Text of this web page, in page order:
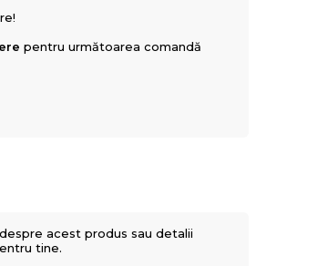
pentru următoarea comandă
acest produs sau detalii
tine.